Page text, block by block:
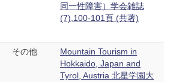
同一性障害）学会雑誌
(7),100-101頁 (共著)
その他
Mountain Tourism in
Hokkaido, Japan and
Tyrol, Austria 北星学園大